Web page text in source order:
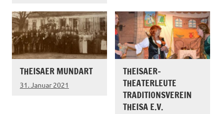
THEISAER MUNDART
31. Januar 2021
THEISAER-
THEATERLEUTE
TRADITIONSVEREIN
THEISA E.V.